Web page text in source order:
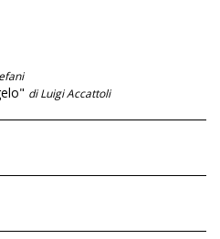
di Luigi Accattoli